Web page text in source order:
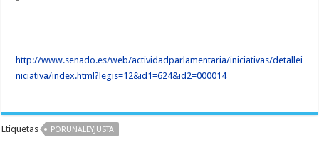
http://www.senado.es/web/actividadparlamentaria/iniciativas/detallei
niciativa/index.html?legis=12&id1=624&id2=000014
Etiquetas PORUNALEYJUSTA